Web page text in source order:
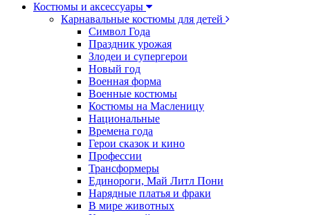
Костюмы и аксессуары
Карнавальные костюмы для детей
Символ Года
Праздник урожая
Злодеи и супергерои
Новый год
Военная форма
Военные костюмы
Костюмы на Масленицу
Национальные
Времена года
Герои сказок и кино
Профессии
Трансформеры
Единороги, Май Литл Пони
Нарядные платья и фраки
В мире животных